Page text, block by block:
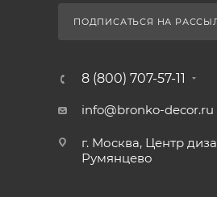
ПОДПИСАТЬСЯ НА
8 (800) 707-57-11
info@bronko-decor.ru
г. Москва, Центр
Румянцево